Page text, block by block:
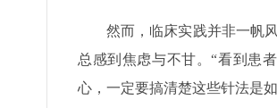
然而，临床实践并非一帆
总感到焦虑与不甘。“看到患
心，一定要搞清楚这些针法是